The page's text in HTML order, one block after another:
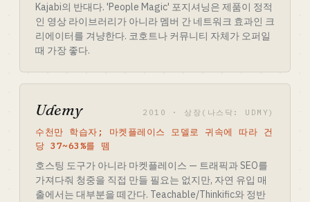
Kajabi의 반대다. 'People Magic' 포지셔닝은 제품이 정적
인 영상 라이브러리가 아니라 멤버 간 네트워크 효과인 크
리에이터를 겨냥한다. 코호트나 커뮤니티 자체가 오퍼일
때 가장 좋다.
Udemy 2010 · 상장(나스닥: UDMY)
수천만 학습자; 마켓플레이스 모델로 귀속에 따라 건
당 37~63%를 뗌
호스팅 도구가 아니라 마켓플레이스 — 트래픽과 SEO를
가져다줘 청중을 직접 만들 필요는 없지만, 자연 유입 매
출에서는 대부분을 떼간다. Teachable/Thinkific와 정반